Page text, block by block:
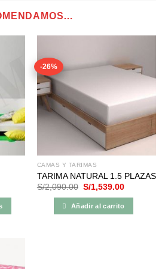
-26%
CAMAS Y TARIMAS
TARIMA NATURAL 1.5 PLAZAS
S/2,090.00 El
original
era:
S/1,539.00El
es:
Añadir al carrito